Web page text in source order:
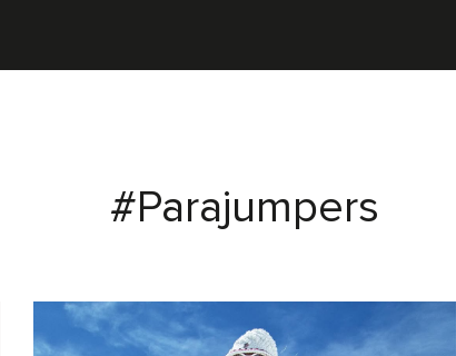
#Parajumpers